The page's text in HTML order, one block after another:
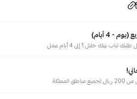
- 4 أيام)
بيتك خلال 1 إلى 4 أيام عمل
المملكة